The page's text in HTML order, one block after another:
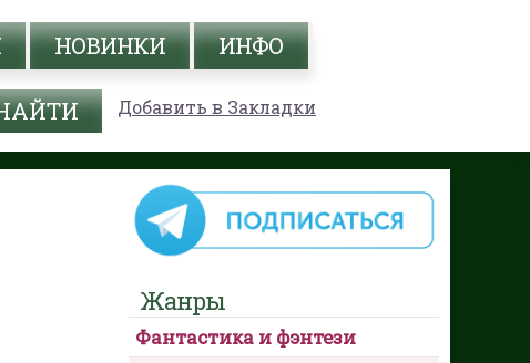
НОВИНКИ ИНФО
Добавить в Закладки
Жанры
Фантастика и фэнтези